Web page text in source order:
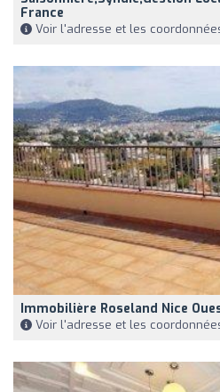
France
Voir l'adresse et les
Immobilière Roseland Nice
Voir l'adresse et les